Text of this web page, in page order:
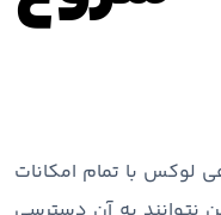
با تمام امکانات